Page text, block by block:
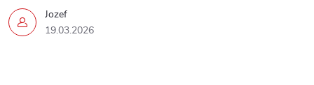
Jozef
19.03.2026